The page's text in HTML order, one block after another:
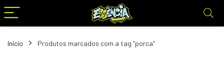
Início Produtos marcados com a tag “porca”